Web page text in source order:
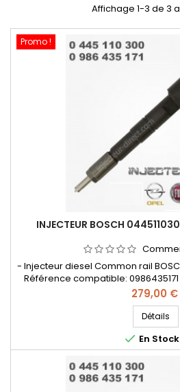
Affichage 1-3 de 3
Promo !
INJECTEUR BOSCH
- Injecteur diesel Common rail
Référence compatible: 0986435171 ,
300 , 55206704 , 55221023 ,
Roméo 1.6 JTDM , Fiat Lancia 1.6
Prix
279,00 €
Détails
 En Stock